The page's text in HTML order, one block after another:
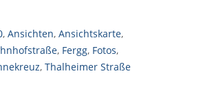
, Ansichten, Ansichtskarte,
, Fergg, Fotos,
, Thalheimer Straße